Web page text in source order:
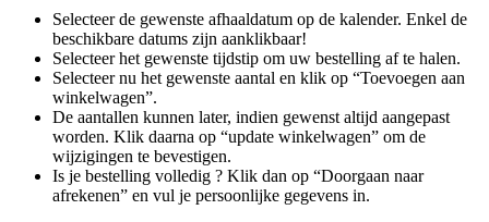
Selecteer de gewenste afhaaldatum op de kalender. Enkel de
beschikbare datums zijn aanklikbaar!
Selecteer het gewenste tijdstip om uw bestelling af te halen.
Selecteer nu het gewenste aantal en klik op “Toevoegen aan
winkelwagen”.
De aantallen kunnen later, indien gewenst altijd aangepast
worden. Klik daarna op “update winkelwagen” om de
wijzigingen te bevestigen.
Is je bestelling volledig ? Klik dan op “Doorgaan naar
afrekenen” en vul je persoonlijke gegevens in.